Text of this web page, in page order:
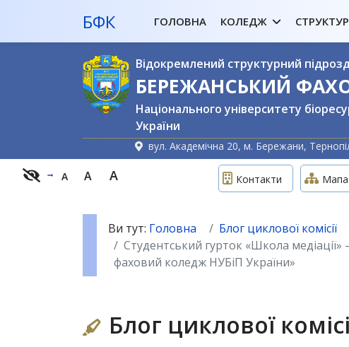
БФК ГОЛОВНА КОЛЕДЖ
Відокремлений структурний
БЕРЕЖАНСЬКИЙ
Національного університету
України
вул. Академічна 20, м. Бережани,
A A A Контакти Мапа
Ви тут: Головна
Блог циклової комісії
Студентський гурток «Школа
фаховий коледж НУБіП України»
Блог циклової